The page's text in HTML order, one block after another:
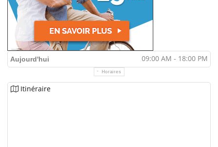
Aujourd'hui 09:00 AM - 18:00 PM
Horaires
Itinéraire